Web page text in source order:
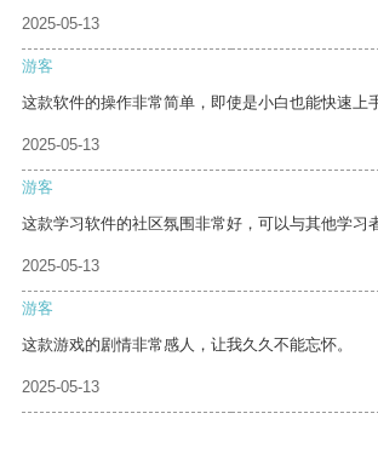
2025-05-13
游客
这款软件的操作非常简单，即使是小白也能快速上
2025-05-13
游客
这款学习软件的社区氛围非常好，可以与其他学习
2025-05-13
游客
这款游戏的剧情非常感人，让我久久不能忘怀。
2025-05-13